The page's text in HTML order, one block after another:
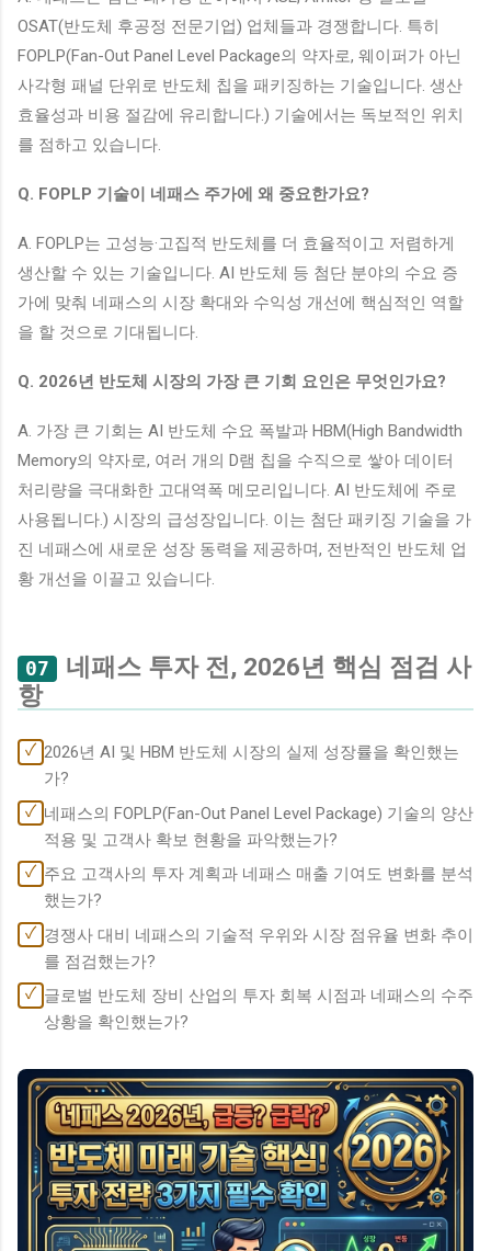
OSAT(반도체 후공정 전문기업) 업체들과 경쟁합니다. 특히
FOPLP(Fan-Out Panel Level Package의 약자로, 웨이퍼가 아닌
사각형 패널 단위로 반도체 칩을 패키징하는 기술입니다. 생산
효율성과 비용 절감에 유리합니다.) 기술에서는 독보적인 위치
를 점하고 있습니다.
Q. FOPLP 기술이 네패스 주가에 왜 중요한가요?
A. FOPLP는 고성능·고집적 반도체를 더 효율적이고 저렴하게
생산할 수 있는 기술입니다. AI 반도체 등 첨단 분야의 수요 증
가에 맞춰 네패스의 시장 확대와 수익성 개선에 핵심적인 역할
을 할 것으로 기대됩니다.
Q. 2026년 반도체 시장의 가장 큰 기회 요인은 무엇인가요?
A. 가장 큰 기회는 AI 반도체 수요 폭발과 HBM(High Bandwidth
Memory의 약자로, 여러 개의 D램 칩을 수직으로 쌓아 데이터
처리량을 극대화한 고대역폭 메모리입니다. AI 반도체에 주로
사용됩니다.) 시장의 급성장입니다. 이는 첨단 패키징 기술을 가
진 네패스에 새로운 성장 동력을 제공하며, 전반적인 반도체 업
황 개선을 이끌고 있습니다.
07
네패스 투자 전, 2026년 핵심 점검 사
항
✓ 2026년 AI 및 HBM 반도체 시장의 실제 성장률을 확인했는
가?
✓ 네패스의 FOPLP(Fan-Out Panel Level Package) 기술의 양산
적용 및 고객사 확보 현황을 파악했는가?
✓ 주요 고객사의 투자 계획과 네패스 매출 기여도 변화를 분석
했는가?
✓ 경쟁사 대비 네패스의 기술적 우위와 시장 점유율 변화 추이
를 점검했는가?
✓ 글로벌 반도체 장비 산업의 투자 회복 시점과 네패스의 수주
상황을 확인했는가?